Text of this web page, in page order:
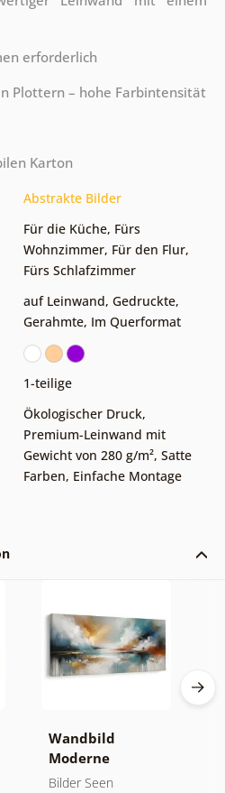
erforderlich
Plottern – hohe Farbintensität
Karton
Abstrakte Bilder
Für die Küche, Fürs
Wohnzimmer, Für den Flur,
Fürs Schlafzimmer
auf Leinwand, Gedruckte,
Gerahmte, Im Querformat
1-teilige
Ökologischer Druck,
Premium-Leinwand mit
Gewicht von 280 g/m², Satte
Farben, Einfache Montage
Wandbild
Moderne
Abstraktion mit
Bilder Seen